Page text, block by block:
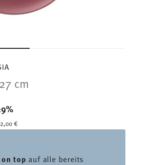
cm
€
top auf alle bereits